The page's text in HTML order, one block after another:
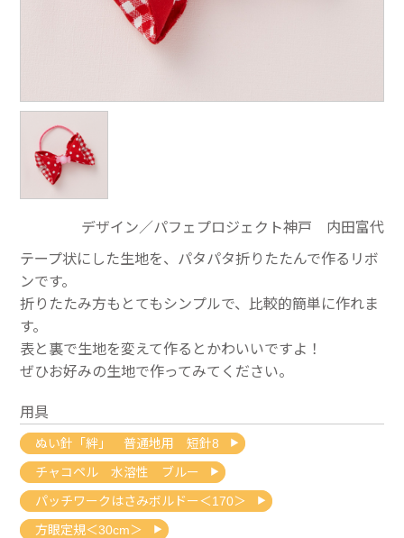
デザイン／パフェプロジェクト神戸 内田富代
テープ状にした生地を、パタパタ折りたたんで作るリボ
ンです。
折りたたみ方もとてもシンプルで、比較的簡単に作れま
す。
表と裏で生地を変えて作るとかわいいですよ！
ぜひお好みの生地で作ってみてください。
用具
ぬい針「絆」 普通地用 短針8
チャコペル 水溶性 ブルー
パッチワークはさみボルドー＜170＞
方眼定規＜30cm＞